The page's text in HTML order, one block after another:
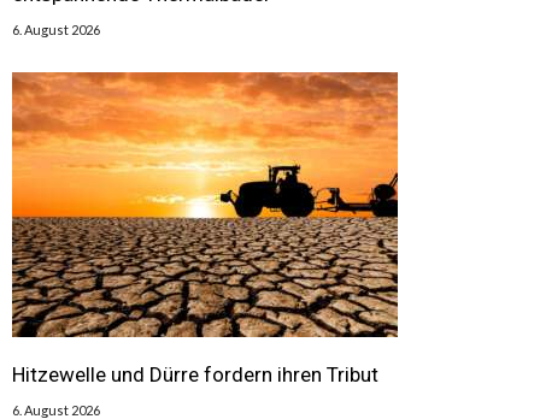
6. August 2026
Hitzewelle und Dürre fordern ihren Tribut
6. August 2026